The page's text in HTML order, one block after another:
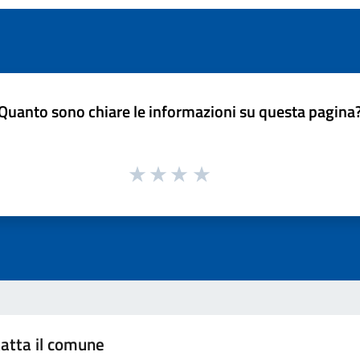
sono chiare le informazioni su questa
il comune